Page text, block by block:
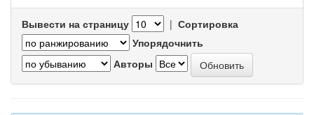
Вывести на страницу | Сортировка
Упорядочнить
Авторы